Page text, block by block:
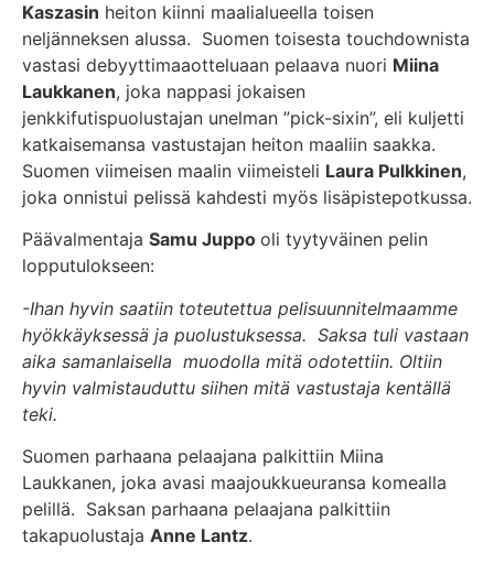
Kaszasin heiton kiinni maalialueella toisen
neljänneksen alussa. Suomen toisesta touchdownista
vastasi debyyttimaaotteluaan pelaava nuori Miina
Laukkanen, joka nappasi jokaisen
jenkkifutispuolustajan unelman ”pick-sixin”, eli kuljetti
katkaisemansa vastustajan heiton maaliin saakka.
Suomen viimeisen maalin viimeisteli Laura Pulkkinen,
joka onnistui pelissä kahdesti myös lisäpistepotkussa.
Päävalmentaja Samu Juppo oli tyytyväinen pelin
lopputulokseen:
-Ihan hyvin saatiin toteutettua pelisuunnitelmaamme
hyökkäyksessä ja puolustuksessa. Saksa tuli vastaan
aika samanlaisella muodolla mitä odotettiin. Oltiin
hyvin valmistauduttu siihen mitä vastustaja kentällä
teki.
Suomen parhaana pelaajana palkittiin Miina
Laukkanen, joka avasi maajoukkueuransa komealla
pelillä. Saksan parhaana pelaajana palkittiin
takapuolustaja Anne Lantz.